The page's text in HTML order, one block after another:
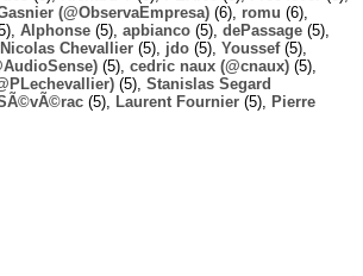
(@ObservaEmpresa) (6), romu (6),
Alphonse (5), apbianco (5), dePassage (5),
Nicolas Chevallier (5), jdo (5), Youssef(5),
(5), cedric naux (@cnaux) (5),
(5), Stanislas Segard
(5), Laurent Fournier (5),
Pierre